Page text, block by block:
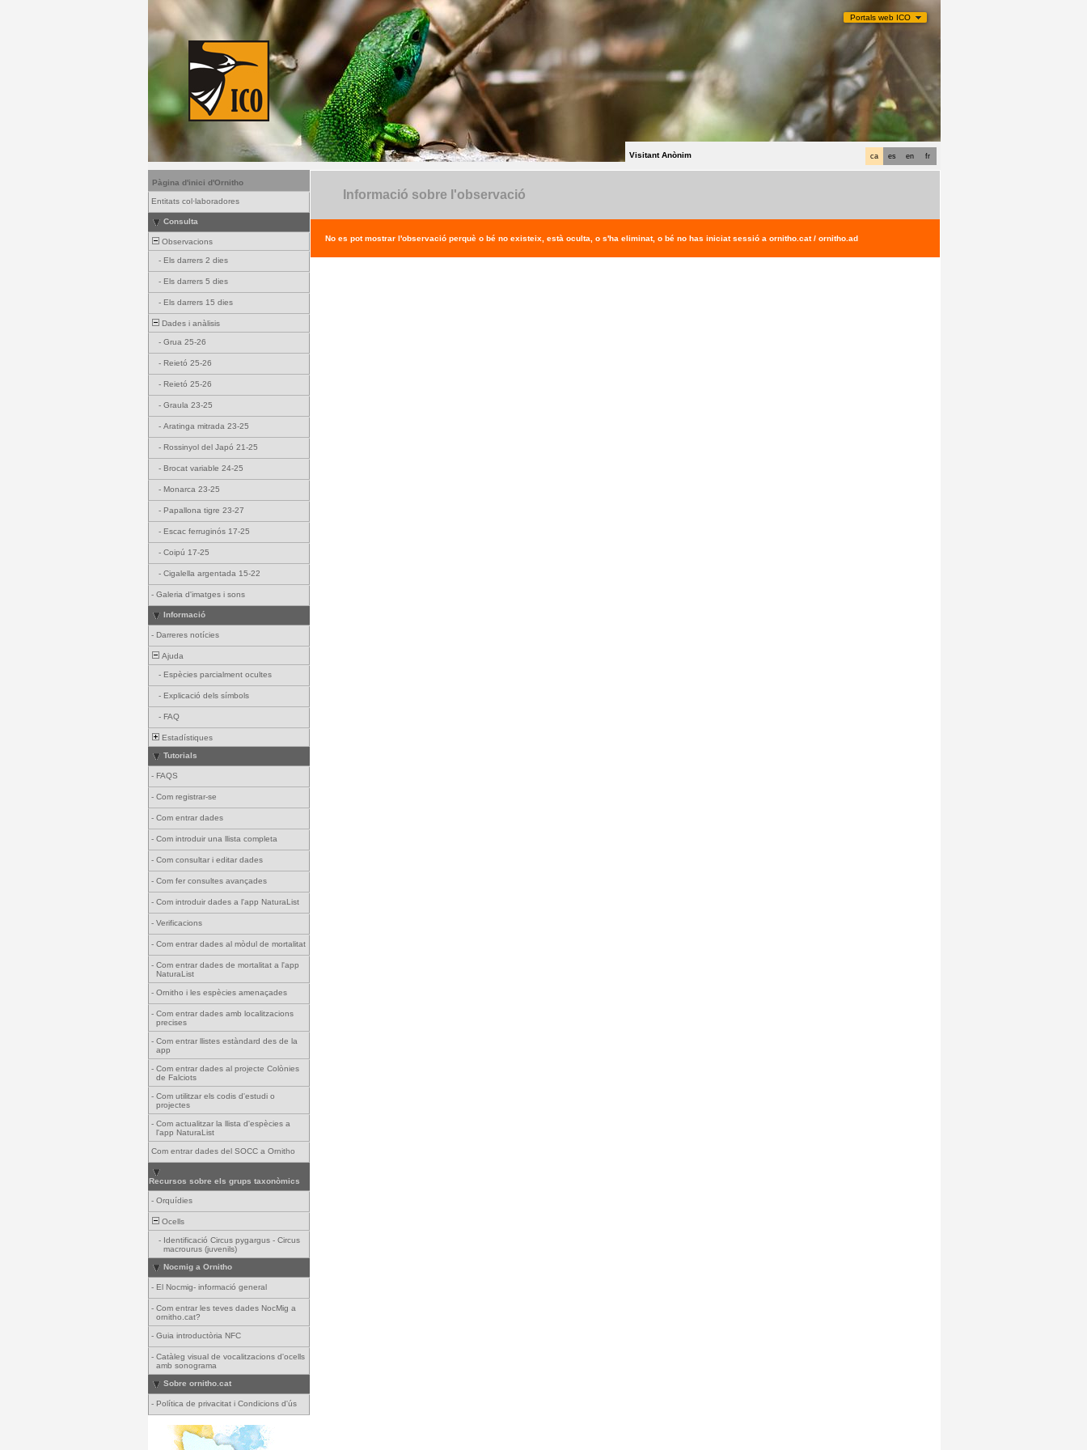
Portals web ICO
fr
en
es
ca
Visitant Anònim
Pàgina d'inici d'Ornitho
Entitats col·laboradores
Consulta
Observacions
- Els darrers 2 dies
- Els darrers 5 dies
- Els darrers 15 dies
Dades i anàlisis
- Grua 25-26
- Reietó 25-26
- Reietó 25-26
- Graula 23-25
- Aratinga mitrada 23-25
- Rossinyol del Japó 21-25
- Brocat variable 24-25
- Monarca 23-25
- Papallona tigre 23-27
- Escac ferruginós 17-25
- Coipú 17-25
- Cigalella argentada 15-22
- Galeria d'imatges i sons
Informació
- Darreres notícies
Ajuda
- Espècies parcialment ocultes
- Explicació dels símbols
- FAQ
Estadístiques
Tutorials
- FAQS
- Com registrar-se
- Com entrar dades
- Com introduir una llista completa
- Com consultar i editar dades
- Com fer consultes avançades
- Com introduir dades a l'app NaturaList
- Verificacions
- Com entrar dades al mòdul de mortalitat
- Com entrar dades de mortalitat a l'app
NaturaList
- Ornitho i les espècies amenaçades
- Com entrar dades amb localitzacions
precises
- Com entrar llistes estàndard des de la
app
- Com entrar dades al projecte Colònies
de Falciots
- Com utilitzar els codis d'estudi o
projectes
- Com actualitzar la llista d'espècies a
l'app NaturaList
Com entrar dades del SOCC a Ornitho
Recursos sobre els grups taxonòmics
- Orquídies
Ocells
- Identificació Circus pygargus - Circus
macrourus (juvenils)
Nocmig a Ornitho
- El Nocmig- informació general
- Com entrar les teves dades NocMig a
ornitho.cat?
- Guia introductòria NFC
- Catàleg visual de vocalitzacions d'ocells
amb sonograma
Sobre ornitho.cat
- Política de privacitat i Condicions d'ús
Informació sobre l'observació
No es pot mostrar l'observació perquè o bé no existeix, està oculta, o s'ha eliminat, o bé no has iniciat sessió a ornitho.cat / ornitho.ad